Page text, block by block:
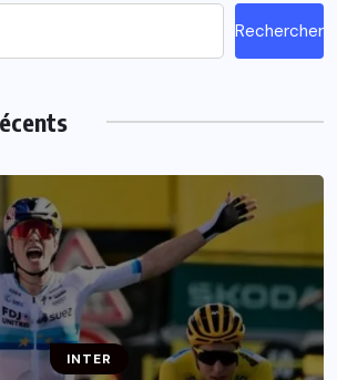
Rechercher
INTER